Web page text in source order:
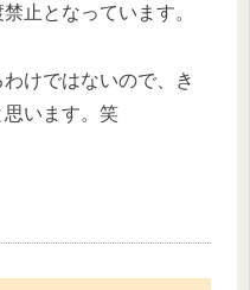
止となっています。
けではないので、き
います。笑